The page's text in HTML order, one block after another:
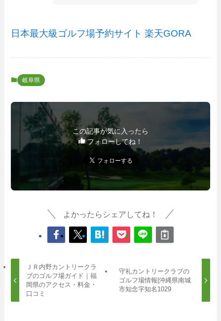
日本最大級ゴルフ場予約サイト 楽天GORA
岐阜県
この記事が気に入ったら
フォローしてね！
よかったらシェアしてね！
ＪＲ内野カントリークラ
ブのゴルフ場ガイド｜福
岡県のアクセス・料金・
口コミ
守礼カントリークラブの
ゴルフ場情報|沖縄県南城
市知念字知名1029